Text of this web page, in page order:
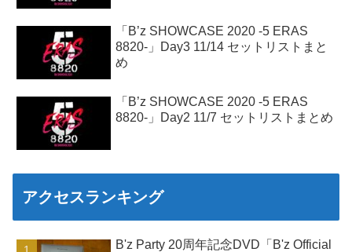
「B’z SHOWCASE 2020 -5 ERAS
8820-」Day3 11/14 セットリストまと
め
「B’z SHOWCASE 2020 -5 ERAS
8820-」Day2 11/7 セットリストまとめ
アクセスランキング
B'z Party 20周年記念DVD「B'z Official